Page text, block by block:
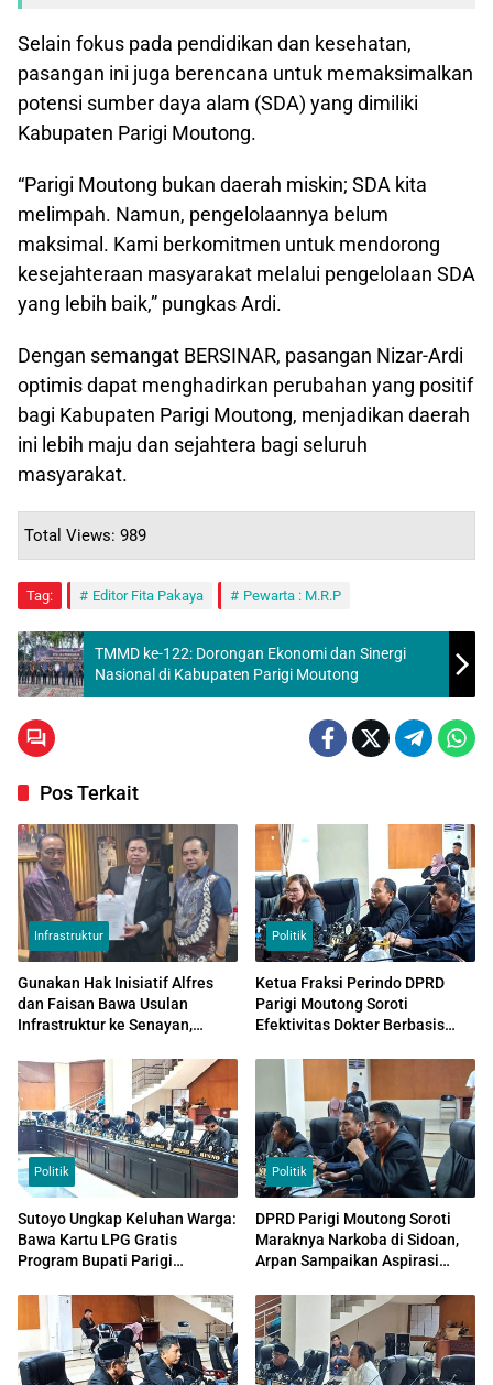
Selain fokus pada pendidikan dan kesehatan,
pasangan ini juga berencana untuk memaksimalkan
potensi sumber daya alam (SDA) yang dimiliki
Kabupaten Parigi Moutong.
“Parigi Moutong bukan daerah miskin; SDA kita
melimpah. Namun, pengelolaannya belum
maksimal. Kami berkomitmen untuk mendorong
kesejahteraan masyarakat melalui pengelolaan SDA
yang lebih baik,” pungkas Ardi.
Dengan semangat BERSINAR, pasangan Nizar-Ardi
optimis dapat menghadirkan perubahan yang positif
bagi Kabupaten Parigi Moutong, menjadikan daerah
ini lebih maju dan sejahtera bagi seluruh
masyarakat.
Total Views: 989
Tag: Editor Fita Pakaya Pewarta : M.R.P
TMMD ke-122: Dorongan Ekonomi dan Sinergi
Nasional di Kabupaten Parigi Moutong
Pos Terkait
Infrastruktur
Gunakan Hak Inisiatif Alfres
dan Faisan Bawa Usulan
Infrastruktur ke Senayan,
Politik
Ketua Fraksi Perindo DPRD
Parigi Moutong Soroti
Efektivitas Dokter Berbasis
Politik
Sutoyo Ungkap Keluhan Warga:
Bawa Kartu LPG Gratis
Program Bupati Parigi
Bayar
Politik
DPRD Parigi Moutong Soroti
Maraknya Narkoba di Sidoan,
Arpan Sampaikan Aspirasi